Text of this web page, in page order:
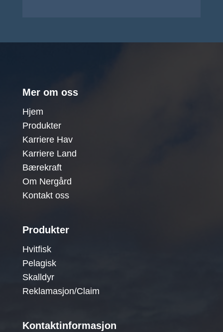
Mer om oss
Hjem
Produkter
Karriere Hav
Karriere Land
Bærekraft
Om Nergård
Kontakt oss
Produkter
Hvitfisk
Pelagisk
Skalldyr
Reklamasjon/Claim
Kontaktinformasjon